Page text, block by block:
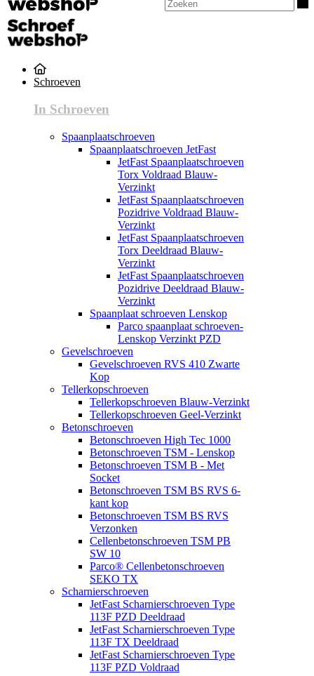
Schroeven
In Schroeven
Spaanplaatschroeven
Spaanplaatschroeven JetFast
JetFast Spaanplaatschroeven
Torx Voldraad Blauw-
Verzinkt
JetFast Spaanplaatschroeven
Pozidrive Voldraad Blauw-
Verzinkt
JetFast Spaanplaatschroeven
Torx Deeldraad Blauw-
Verzinkt
JetFast Spaanplaatschroeven
Pozidrive Deeldraad Blauw-
Verzinkt
Spaanplaat schroeven Lenskop
Parco spaanplaat schroeven-
Lenskop Verzinkt PZD
Gevelschroeven
Gevelschroeven RVS 410 Zwarte
Kop
Tellerkopschroeven
Tellerkopschroeven Blauw-Verzinkt
Tellerkopschroeven Geel-Verzinkt
Betonschroeven
Betonschroeven High Tec 1000
Betonschroeven TSM - Lenskop
Betonschroeven TSM B - Met
Socket
Betonschroeven TSM BS RVS 6-
kant kop
Betonschroeven TSM BS RVS
Verzonken
Cellenbetonschroeven TSM PB
SW 10
Parco® Cellenbetonschroeven
SEKO TX
Scharnierschroeven
JetFast Scharnierschroeven Type
113F PZD Deeldraad
JetFast Scharnierschroeven Type
113F TX Deeldraad
JetFast Scharnierschroeven Type
113F PZD Voldraad